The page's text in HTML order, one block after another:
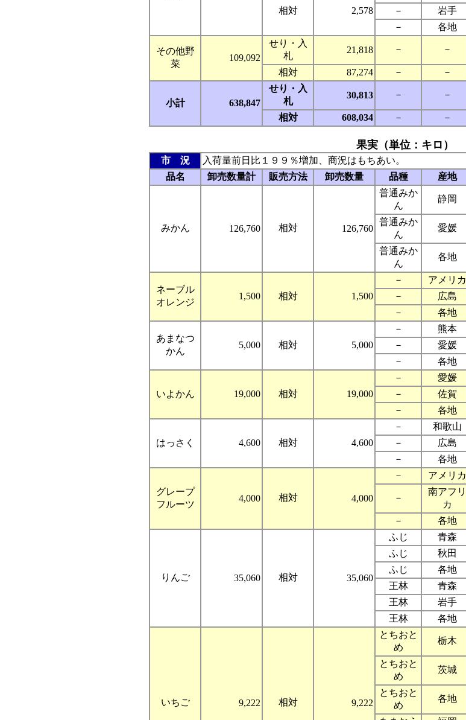
相対 2,578
－
岩手
－
各地
その他野
菜
109,092
せり・入
札
21,818 － －
相対 87,274 － －
小計 638,847
せり・入
札
30,813 － －
相対 608,034 － －
果実（単位：キロ）
市 況
入荷量前日比１９９％増加、商況はもちあい。
品名
卸売数量計 販売方法 卸売数量 品種 産地
みかん 126,760 相対 126,760
普通みか
ん
静岡
普通みか
ん
愛媛
普通みか
ん
各地
ネーブル
オレンジ
1,500 相対 1,500
－ アメリカ
－
広島
－
各地
あまなつ
かん
5,000 相対 5,000
－ 熊本
－
愛媛
－
各地
いよかん 19,000 相対 19,000
－ 愛媛
－
佐賀
－
各地
はっさく 4,600 相対 4,600
－ 和歌山
－
広島
－
各地
グレープ
フルーツ
4,000 相対 4,000
－ アメリカ
－
南アフリ
カ
－ 各地
りんご 35,060 相対 35,060
ふじ 青森
ふじ
秋田
ふじ
各地
王林
青森
王林
岩手
王林
各地
いちご 9,222 相対 9,222
とちおと
め
栃木
とちおと
め
茨城
とちおと
め
各地